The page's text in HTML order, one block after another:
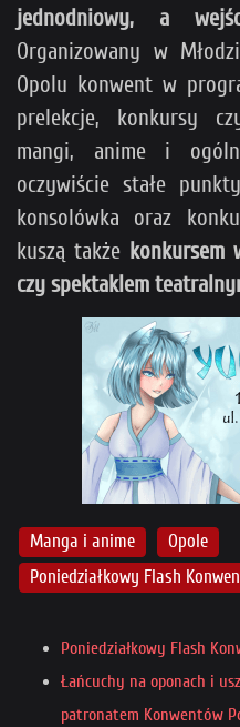
jednodniowy, a
Organizowany w
Opolu konwent w
prelekcje, konkursy
mangi, anime i
oczywiście stałe
konsolówka oraz
kuszą także konkursem
czy spektaklem
Manga i anime
Opole
Poniedziałkowy Flash
Poniedziałkowy Flash
Łańcuchy na oponach i
patronatem Konwentów